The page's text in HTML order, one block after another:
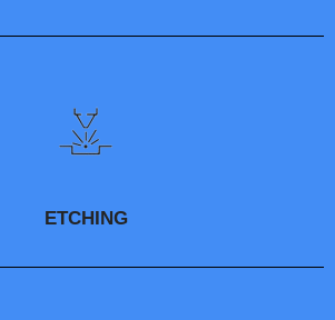
ETCHING